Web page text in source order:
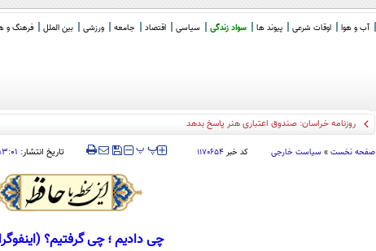
آب و هوا اوقات شرعی پیوند ها سواد زندگی سیاسی اقتصاد جامعه ورزشی بین الملل فرهنگ و
روزنامه خراسان: صندوق اعتباری هنر پاسخ بدهد
صفحه نخست » سیاست خارجی کد خبر ۱۱۷۰۶۵۴ ‍‍‍ پ پ تاریخ انتشار: ۱۳:۰۱ - ۲۵-۰۳-
چی دادیم ؛ چی گرفتیم؟